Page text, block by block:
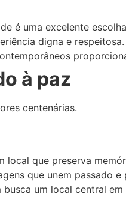
é uma excelente
digna e respeitosa.
à paz
centenárias.
que preserva
que unem passado e
um local central em